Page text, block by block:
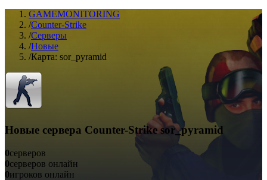
GAMEMONITORING
/Counter-Strike
/Серверы
/Новые
/Карта: sor_pyramid
Новые сервера Counter-Strike sor_pyramid
0серверов
0серверов онлайн
0игроков онлайн